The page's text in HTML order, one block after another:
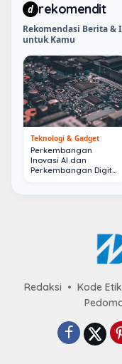
d rekomendit
Rekomendasi Berita &
untuk Kamu
Teknologi & Gadget
Perkembangan
Inovasi AI dan
Perkembangan Digital
Redaksi Kode